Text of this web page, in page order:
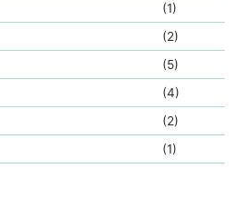
(1)
(2)
(5)
(4)
(2)
(1)